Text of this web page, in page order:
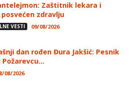
Zaštitnik lekara i
zdravlju
VESTI 09/08/2026
dan rođen Đura Jakšić: Pesnik
08/2026